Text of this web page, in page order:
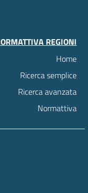
REGIONI
Home
Ricerca semplice
Ricerca avanzata
Normattiva